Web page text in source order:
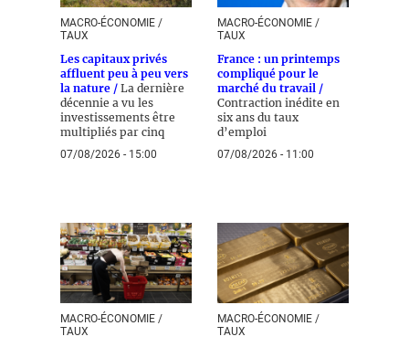
MACRO-ÉCONOMIE /
TAUX
Les capitaux privés
affluent peu à peu vers
la nature / La dernière
décennie a vu les
investissements être
multipliés par cinq
07/08/2026 - 15:00
MACRO-ÉCONOMIE /
TAUX
France : un printemps
compliqué pour le
marché du travail /
Contraction inédite en
six ans du taux
d’emploi
07/08/2026 - 11:00
MACRO-ÉCONOMIE /
TAUX
MACRO-ÉCONOMIE /
TAUX